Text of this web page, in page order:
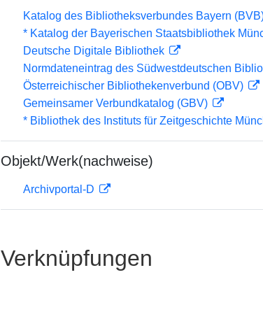
Katalog des Bibliotheksverbundes Bayern
* Katalog der Bayerischen Staatsbibliothek
Deutsche Digitale Bibliothek
Normdateneintrag des Südwestdeutschen
Österreichischer Bibliothekenverbund (OBV)
Gemeinsamer Verbundkatalog (GBV)
* Bibliothek des Instituts für Zeitgeschichte
Objekt/Werk(nachweise)
Archivportal-D
Verknüpfungen